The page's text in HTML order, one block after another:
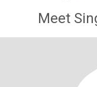
Meet